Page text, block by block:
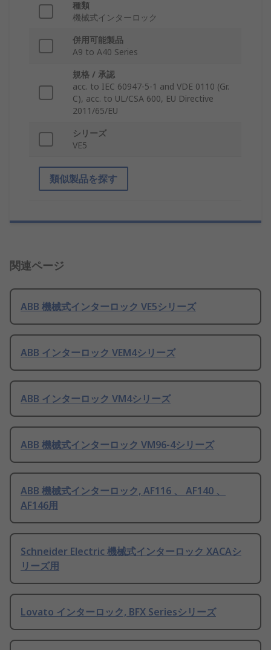
種類
機械式インターロック
併用可能製品
A9 to A40 Series
規格 / 承認
acc. to IEC 60947-5-1 and VDE 0110 (Gr.
C), acc. to UL/CSA 600, EU Directive
2011/65/EU
シリーズ
VE5
類似製品を探す
関連ページ
ABB 機械式インターロック VE5シリーズ
ABB インターロック VEM4シリーズ
ABB インターロック VM4シリーズ
ABB 機械式インターロック VM96-4シリーズ
ABB 機械式インターロック, AF116 、 AF140 、
AF146用
Schneider Electric 機械式インターロック XACAシ
リーズ用
Lovato インターロック, BFX Seriesシリーズ